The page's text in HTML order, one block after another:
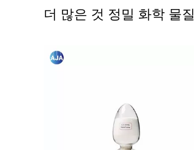
더 많은 것 정밀 화학 물질